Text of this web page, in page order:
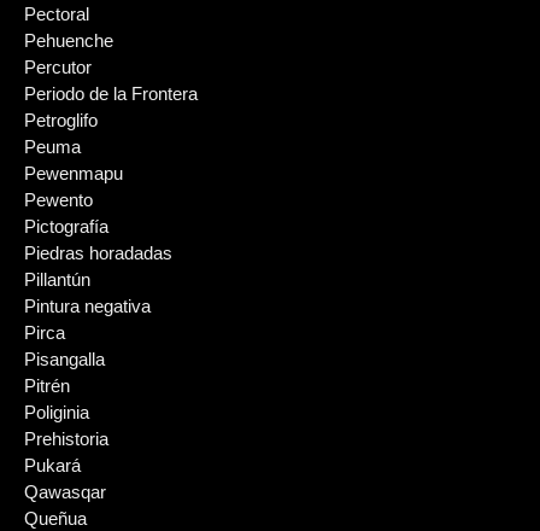
Pectoral
Pehuenche
Percutor
Periodo de la Frontera
Petroglifo
Peuma
Pewenmapu
Pewento
Pictografía
Piedras horadadas
Pillantún
Pintura negativa
Pirca
Pisangalla
Pitrén
Poliginia
Prehistoria
Pukará
Qawasqar
Queñua